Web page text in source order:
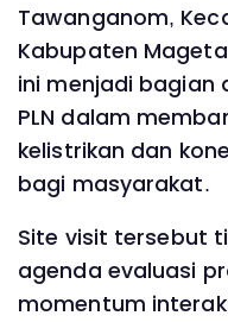
Tawanganom,
Kabupaten
ini menjadi bagian
PLN dalam
kelistrikan dan
bagi masyarakat.
Site visit tersebut
agenda evaluasi
momentum